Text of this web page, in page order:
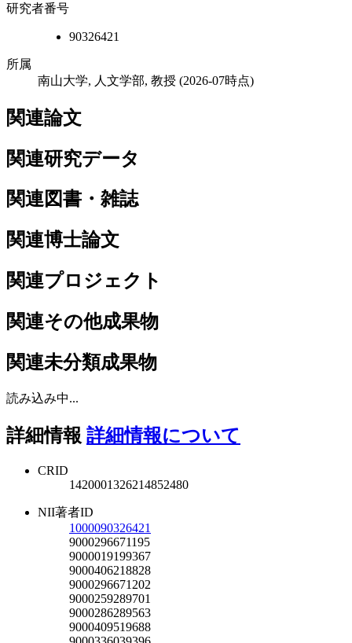
研究者番号
90326421
所属
南山大学, 人文学部, 教授 (2026-07時点)
関連論文
関連研究データ
関連図書・雑誌
関連博士論文
関連プロジェクト
関連その他成果物
関連未分類成果物
読み込み中...
詳細情報 詳細情報について
CRID
1420001326214852480
NII著者ID
1000090326421
9000296671195
9000019199367
9000406218828
9000296671202
9000259289701
9000286289563
9000409519688